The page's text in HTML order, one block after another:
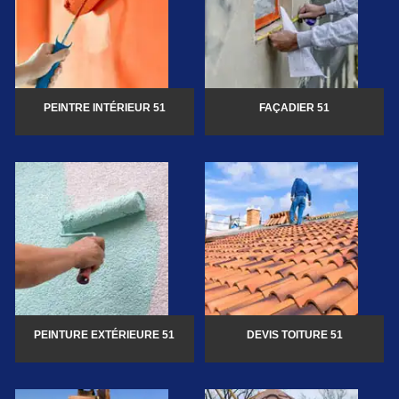
PEINTRE INTÉRIEUR 51 FAÇADIER 51
PEINTURE EXTÉRIEURE 51 DEVIS TOITURE 51